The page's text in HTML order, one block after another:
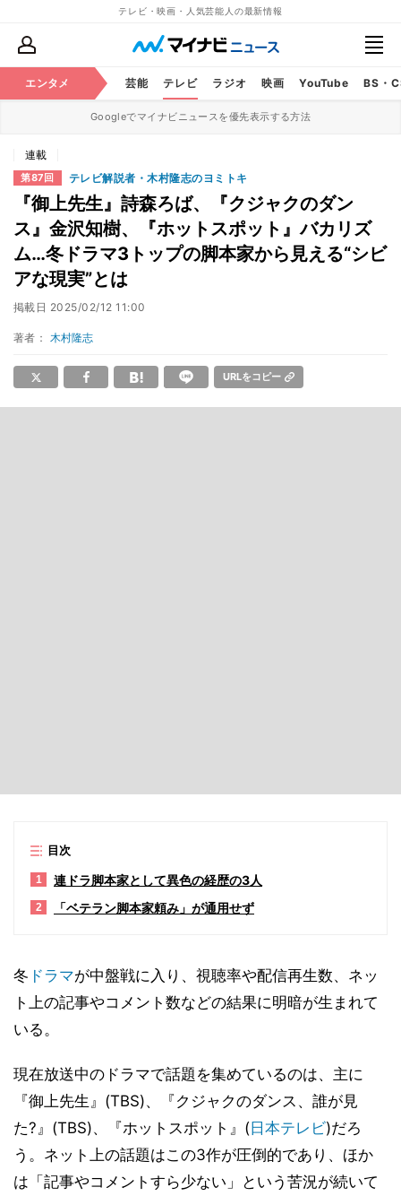
テレビ・映画・人気芸能人の最新情報
エンタメ 芸能 テレビ ラジオ 映画 YouTube BS・
Googleでマイナビニュースを優先表示する方法
連載
第87回 テレビ解説者・木村隆志のヨミトキ
『御上先生』詩森ろば、『クジャクのダン
ス』金沢知樹、『ホットスポット』バカリズ
ム…冬ドラマ3トップの脚本家から見える“シビ
アな現実”とは
掲載日 2025/02/12 11:00
著者： 木村隆志
URLをコピー
目次
1 連ドラ脚本家として異色の経歴の3人
2 「ベテラン脚本家頼み」が通用せず
冬 ドラマが中盤戦に入り、視聴率や配信再生数、ネッ
ト上の記事やコメント数などの結果に明暗が生まれて
いる。
現在放送中のドラマで話題を集めているのは、主に
『御上先生』(TBS)、『クジャクのダンス、誰が見
た?』(TBS)、『ホットスポット』( 日本テレビ)だろ
う。ネット上の話題はこの3作が圧倒的であり、ほか
は「記事やコメントすら少ない」という苦況が続いて